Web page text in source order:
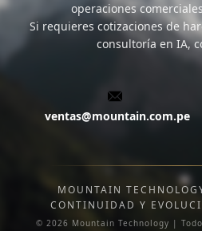
operaciones
Si requieres cotizaciones de
consultoría en IA,
ventas@mountain.com.pe
MOUNTAIN
CONTINUIDAD Y
© 2026 Mountain Technology |